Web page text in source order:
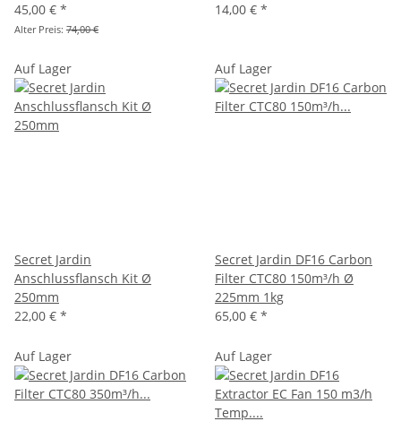
45,00 € *
Alter Preis: 74,00 €
14,00 € *
Auf Lager
Secret Jardin
Anschlussflansch Kit Ø
250mm
22,00 € *
Auf Lager
Secret Jardin DF16 Carbon
Filter CTC80 150m³/h Ø
225mm 1kg
65,00 € *
Auf Lager Auf Lager